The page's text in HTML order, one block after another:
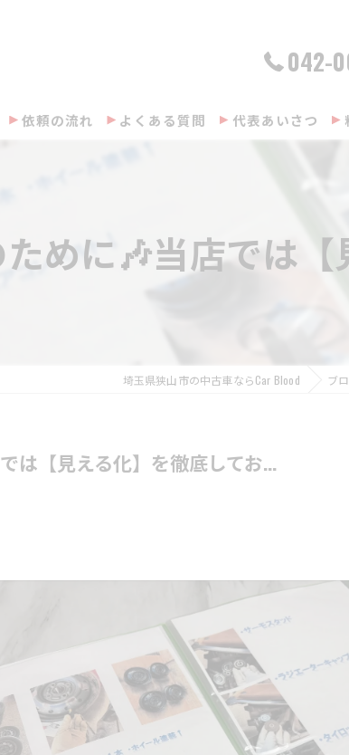
042-
依頼の流れ よくある質問 代表あいさつ
めに🎶当店では
埼玉県狭山市の中古車ならCar Blood ブ
は【見える化】を徹底してお...